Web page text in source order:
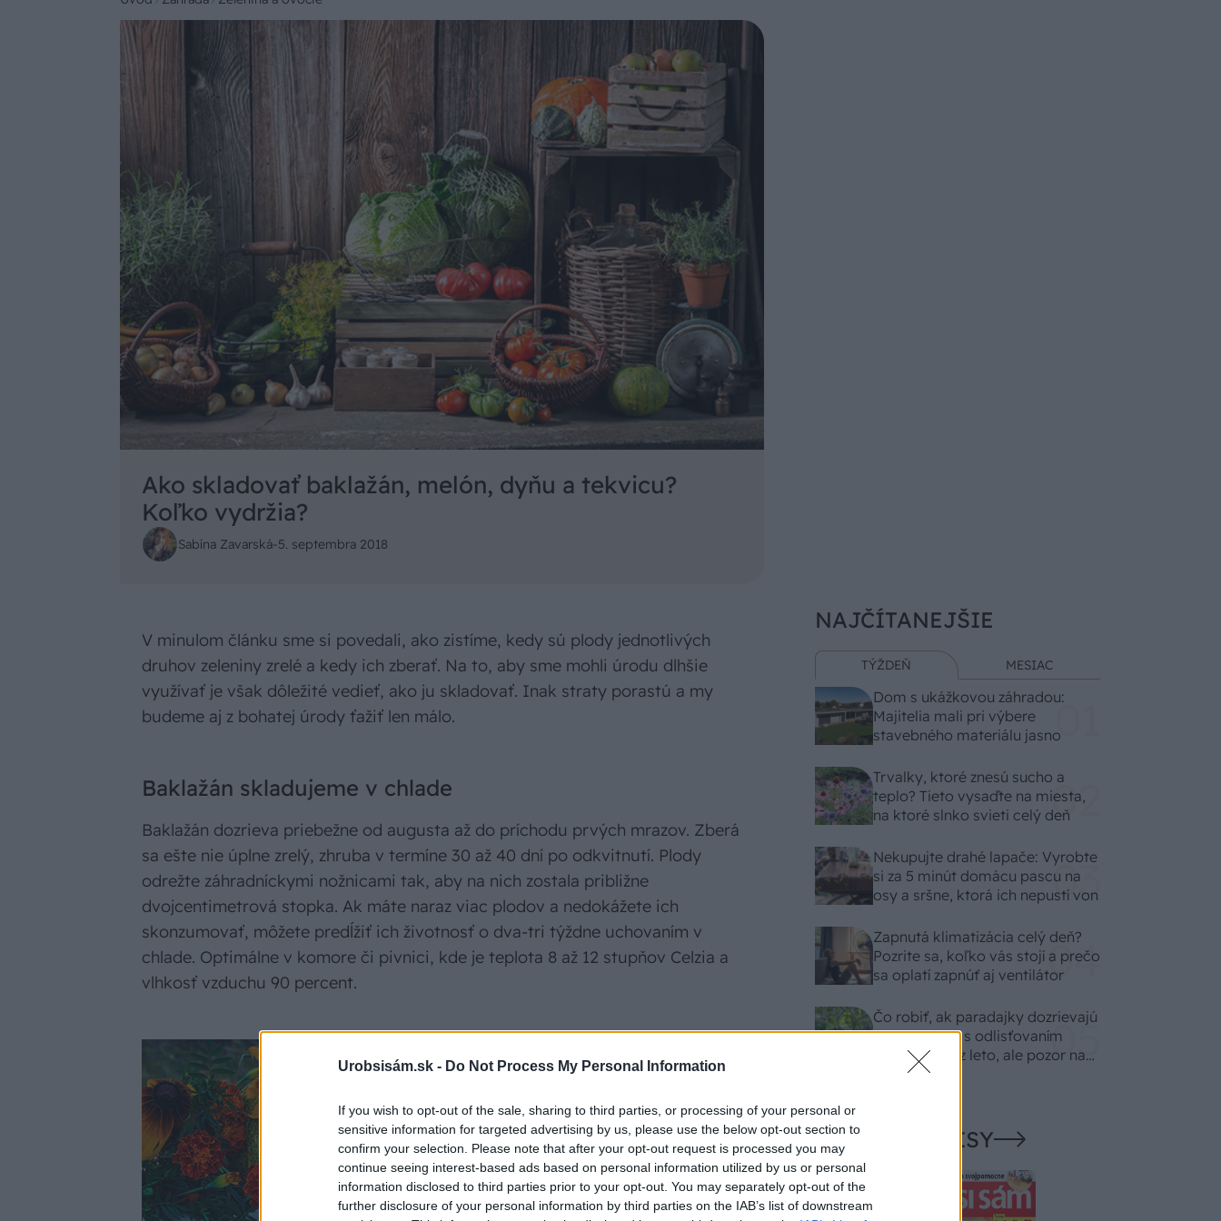
Urobsisám.sk - Do Not Process My Personal Information
If you wish to opt-out of the sale, sharing to third parties, or processing of your personal or
sensitive information for targeted advertising by us, please use the below opt-out section to
confirm your selection. Please note that after your opt-out request is processed you may
continue seeing interest-based ads based on personal information utilized by us or personal
information disclosed to third parties prior to your opt-out. You may separately opt-out of the
further disclosure of your personal information by third parties on the IAB’s list of downstream
Ako skladovať baklažán, melón, dyňu a tekvicu?
Koľko vydržia?
Sabína Zavarská-5. septembra 2018
V minulom článku sme si povedali, ako zistíme, kedy sú plody jednotlivých
druhov zeleniny zrelé a kedy ich zberať. Na to, aby sme mohli úrodu dlhšie
využívať je však dôležité vedieť, ako ju skladovať. Inak straty porastú a my
budeme aj z bohatej úrody ťažiť len málo.
Baklažán skladujeme v chlade
Baklažán dozrieva priebežne od augusta až do príchodu prvých mrazov. Zberá
sa ešte nie úplne zrelý, zhruba v termíne 30 až 40 dní po odkvitnutí. Plody
odrežte záhradníckymi nožnicami tak, aby na nich zostala približne
dvojcentimetrová stopka. Ak máte naraz viac plodov a nedokážete ich
skonzumovať, môžete predĺžiť ich životnosť o dva-tri týždne uchovaním v
chlade. Optimálne v komore či pivnici, kde je teplota 8 až 12 stupňov Celzia a
vlhkosť vzduchu 90 percent.
NAJČÍTANEJŠIE
TÝŽDEŇ MESIAC
Dom s ukážkovou záhradou:
Majitelia mali pri výbere
stavebného materiálu jasno
Trvalky, ktoré znesú sucho a
teplo? Tieto vysaďte na miesta,
na ktoré slnko svieti celý deň
Nekupujte drahé lapače: Vyrobte
si za 5 minút domácu pascu na
osy a sršne, ktorá ich nepustí von
Zapnutá klimatizácia celý deň?
Pozrite sa, koľko vás stojí a prečo
sa oplatí zapnúť aj ventilátor
Čo robiť, ak paradajky dozrievajú
pomaly? Trik s odlisťovaním
funguje aj cez leto, ale pozor na
chyby
NAŠE ČASOPISY